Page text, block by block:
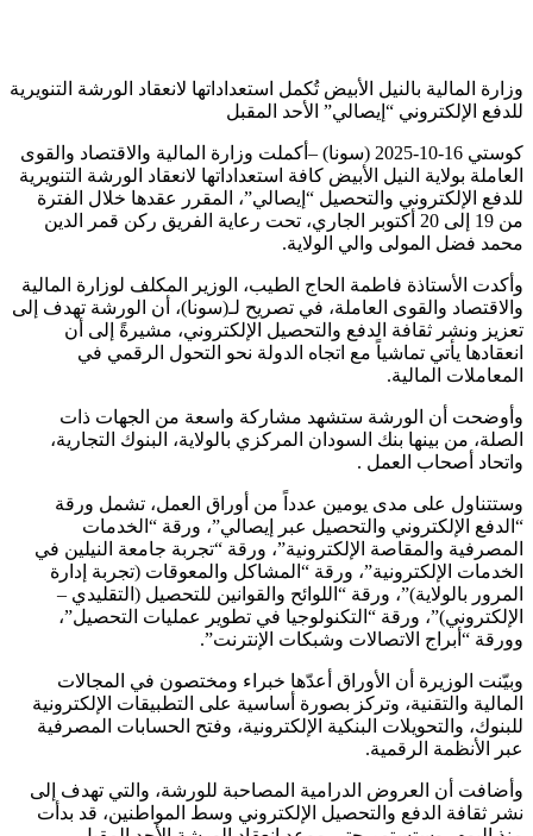
وزارة المالية بالنيل الأبيض تُكمل استعداداتها لانعقاد الورشة التنويرية
للدفع الإلكتروني “إيصالي” الأحد المقبل
كوستي 16-10-2025 (سونا) –أكملت وزارة المالية والاقتصاد والقوى
العاملة بولاية النيل الأبيض كافة استعداداتها لانعقاد الورشة التنويرية
للدفع الإلكتروني والتحصيل “إيصالي”، المقرر عقدها خلال الفترة
من 19 إلى 20 أكتوبر الجاري، تحت رعاية الفريق ركن قمر الدين
محمد فضل المولى والي الولاية.
وأكدت الأستاذة فاطمة الحاج الطيب، الوزير المكلف لوزارة المالية
والاقتصاد والقوى العاملة، في تصريح لـ(سونا)، أن الورشة تهدف إلى
تعزيز ونشر ثقافة الدفع والتحصيل الإلكتروني، مشيرةً إلى أن
انعقادها يأتي تماشياً مع اتجاه الدولة نحو التحول الرقمي في
المعاملات المالية.
وأوضحت أن الورشة ستشهد مشاركة واسعة من الجهات ذات
الصلة، من بينها بنك السودان المركزي بالولاية، البنوك التجارية،
واتحاد أصحاب العمل .
وستتناول على مدى يومين عدداً من أوراق العمل، تشمل ورقة
“الدفع الإلكتروني والتحصيل عبر إيصالي”، ورقة “الخدمات
المصرفية والمقاصة الإلكترونية”، ورقة “تجربة جامعة النيلين في
الخدمات الإلكترونية”، ورقة “المشاكل والمعوقات (تجربة إدارة
المرور بالولاية)”، ورقة “اللوائح والقوانين للتحصيل (التقليدي –
الإلكتروني)”، ورقة “التكنولوجيا في تطوير عمليات التحصيل”،
وورقة “أبراج الاتصالات وشبكات الإنترنت”.
وبيّنت الوزيرة أن الأوراق أعدّها خبراء ومختصون في المجالات
المالية والتقنية، وتركز بصورة أساسية على التطبيقات الإلكترونية
للبنوك، والتحويلات البنكية الإلكترونية، وفتح الحسابات المصرفية
عبر الأنظمة الرقمية.
وأضافت أن العروض الدرامية المصاحبة للورشة، والتي تهدف إلى
نشر ثقافة الدفع والتحصيل الإلكتروني وسط المواطنين، قد بدأت